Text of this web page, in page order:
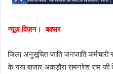
न्यूज़ विज़न। बक्सर
जिला अनुसूचित जाति जनजाति कर्मचारी
के नया बाजार अकड़ौरा रामनरेश राम